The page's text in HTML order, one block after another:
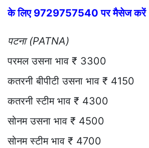
के लिए 9729757540 पर मैसेज करें
पटना (PATNA)
परमल उसना भाव ₹ 3300
कतरनी बीपीटी उसना भाव ₹ 4150
कतरनी स्टीम भाव ₹ 4300
सोनम उसना भाव ₹ 4500
सोनम स्टीम भाव ₹ 4700